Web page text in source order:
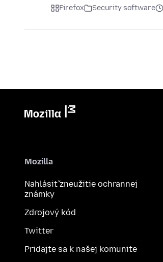
Firefox Security software
Mozilla
Nahlásiť zneužitie ochrannej
známky
Zdrojový kód
Twitter
Pridajte sa k našej komunite